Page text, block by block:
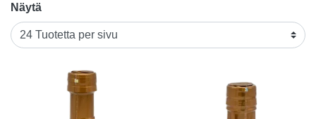
Näytä